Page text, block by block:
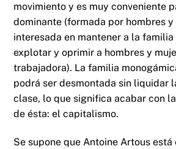
movimiento y es muy conveniente
dominante (formada por hombres y
interesada en mantener a la
explotar y oprimir a hombres y
trabajadora). La familia
podrá ser desmontada sin liquidar
clase, lo que significa acabar con
de ésta: el capitalismo.
Se supone que Antoine Artous